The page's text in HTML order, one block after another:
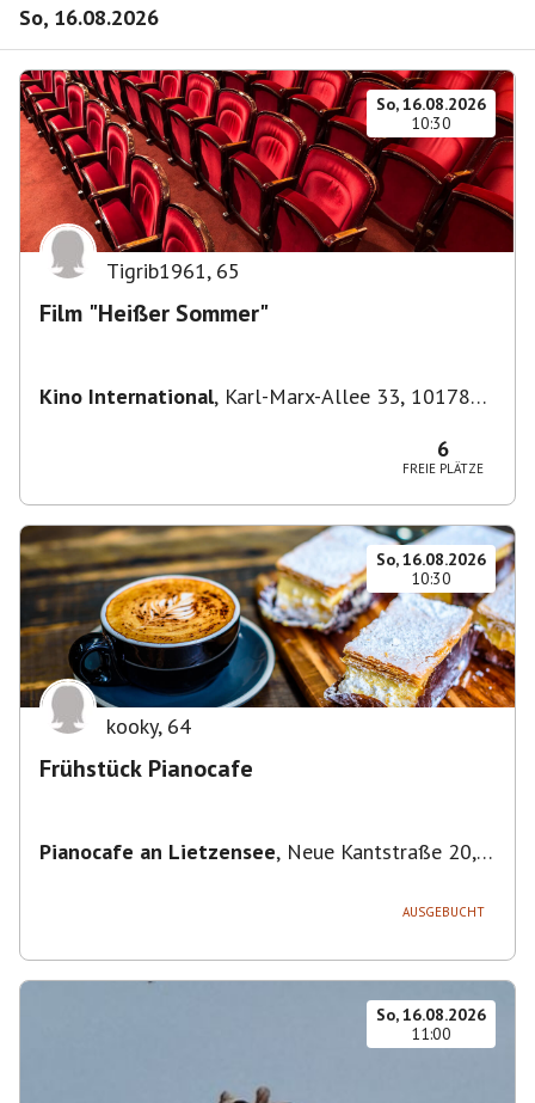
So, 16.08.2026
So, 16.08.2026
10:30
Tigrib1961, 65
Film "Heißer Sommer"
Kino International, Karl-Marx-Allee 33, 10178
6
FREIE PLÄTZE
So, 16.08.2026
10:30
kooky, 64
Frühstück Pianocafe
Pianocafe an Lietzensee, Neue Kantstraße 20,
AUSGEBUCHT
So, 16.08.2026
11:00